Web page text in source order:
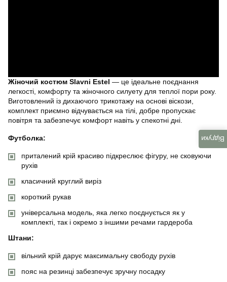
Жіночий костюм Slavni Estel — це ідеальне поєднання
легкості, комфорту та жіночного силуету для теплої пори року.
Виготовлений із дихаючого трикотажу на основі віскози,
комплект приємно відчувається на тілі, добре пропускає
повітря та забезпечує комфорт навіть у спекотні дні.
Футболка:
приталений крій красиво підкреслює фігуру, не сковуючи
рухів
класичний круглий виріз
короткий рукав
універсальна модель, яка легко поєднується як у
комплекті, так і окремо з іншими речами гардероба
Штани:
вільний крій дарує максимальну свободу рухів
пояс на резинці забезпечує зручну посадку
Відгуки